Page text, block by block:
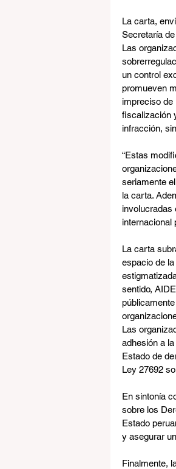
La carta,
Secretaría
Las
un control
promueven
impreciso de
fiscalización
infracción,
“Estas
seriamente
la carta.
involucradas
internacional
La carta
espacio de
sentido,
Las
adhesión a
Estado de
Ley 27692
En sintonía
sobre los
Estado
y asegurar
Finalmente,